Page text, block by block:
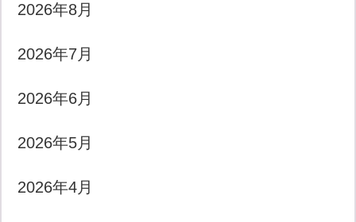
2026年8月
2026年7月
2026年6月
2026年5月
2026年4月